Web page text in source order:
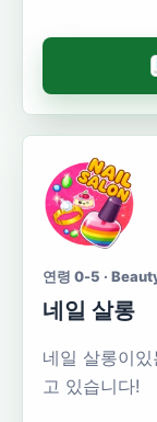
연령 0-5 ·
네일 살롱
네일 살롱이
고 있습니다!